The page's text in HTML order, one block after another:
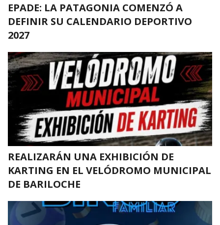
EPADE: LA PATAGONIA COMENZÓ A
DEFINIR SU CALENDARIO DEPORTIVO
2027
REALIZARÁN UNA EXHIBICIÓN DE
KARTING EN EL VELÓDROMO MUNICIPAL
DE BARILOCHE